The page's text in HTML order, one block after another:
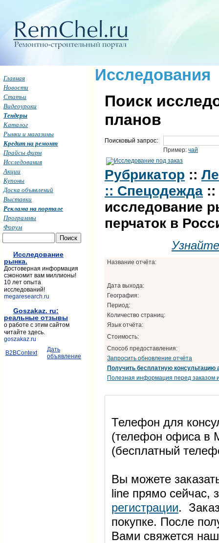
Исследования
Поиск
планов
Поисковый запрос:
Пример: чай
Рубрикатор ::
:: Спецодежда ::
исследование
перчаток в
Название отчёта:
Дата выхода:
География:
Период:
Количество страниц:
Язык отчёта:
Стоимость:
Способ предоставления:
Запросить обновление отчёта
Получить бесплатную консультацию
Полезная информация перед заказом
Телефон для
(телефон офиса в
(бесплатный
Вы можете
line прямо
регистрации.
покупке. После
Вами свяжется
Главная
Новости
Статьи
Видеоуроки
Тендеры
Каталог
Рынки и магазины
Кредит на ремонт
Прайсы фирм
Исследования
Акции
Купоны
Доска объявлений
Выставки
Реклама на портале
Программы
Форум
Исследование
рынка.
Достоверная информация
сэкономит вам миллионы!
10 лет опыта
исследований!
megaresearch.ru
Goszakaz. ru:
реальные отзывы
о работе с этим сайтом
читайте здесь.
goszakaz.ru
B2BContext
Дать
объявление